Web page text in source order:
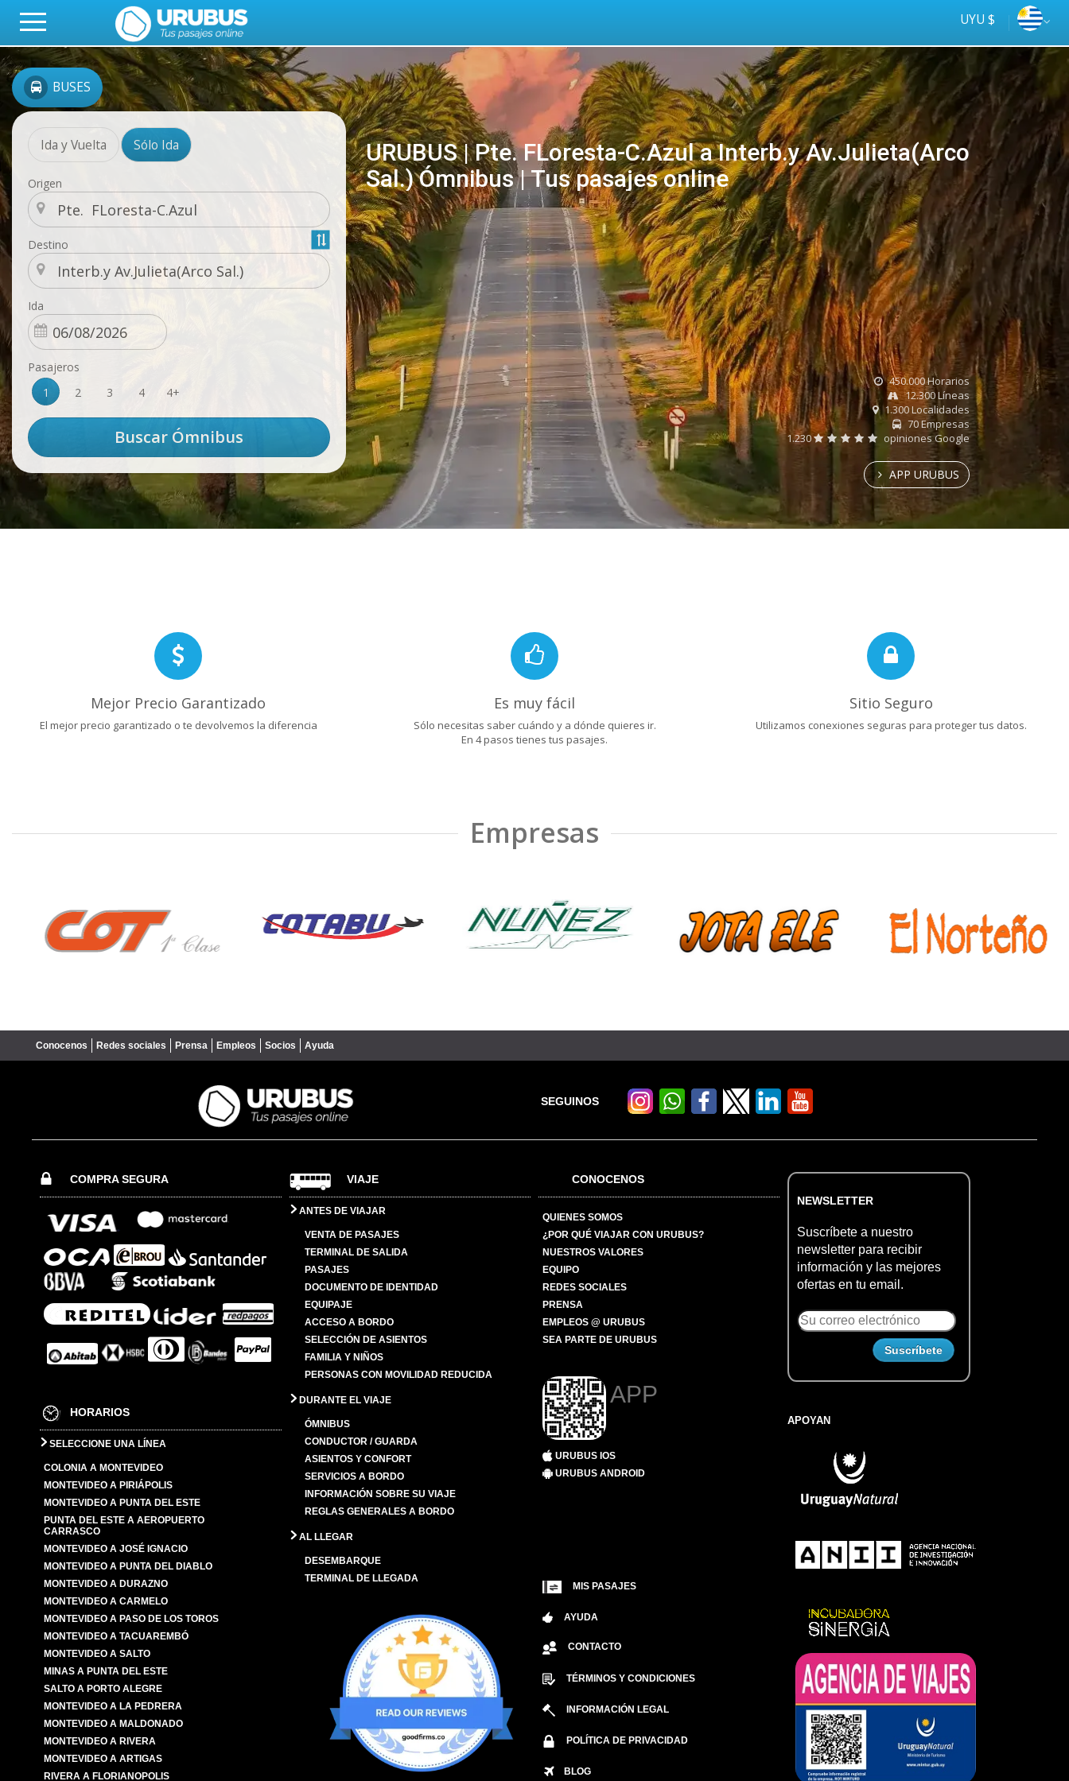
UYU $
BUSES
Ida y Vuelta Sólo Ida
Origen
Destino
Ida
Pasajeros
1
2 3 4 4+
URUBUS | Pte. FLoresta-C.Azul a Interb.y Av.Julieta(Arco
Sal.) Ómnibus | Tus pasajes online
online
Tus
ómnibus
450.000 Horarios
12.300 Líneas
1.300 Localidades
70 Empresas
1.230
opiniones Google
APP URUBUS
Mejor Precio Garantizado
El mejor precio garantizado o te devolvemos la diferencia
Es muy fácil
Sólo necesitas saber cuándo y a dónde quieres ir.
En 4 pasos tienes tus pasajes.
Sitio Seguro
Utilizamos conexiones seguras para proteger tus datos.
Empresas
Conocenos Redes sociales Prensa Empleos Socios Ayuda
SEGUINOS
COMPRA SEGURA
HORARIOS
SELECCIONE UNA LÍNEA
COLONIA A MONTEVIDEO
MONTEVIDEO A PIRIÁPOLIS
MONTEVIDEO A PUNTA DEL ESTE
PUNTA DEL ESTE A AEROPUERTO
CARRASCO
MONTEVIDEO A JOSÉ IGNACIO
MONTEVIDEO A PUNTA DEL DIABLO
MONTEVIDEO A DURAZNO
MONTEVIDEO A CARMELO
MONTEVIDEO A PASO DE LOS TOROS
MONTEVIDEO A TACUAREMBÓ
MONTEVIDEO A SALTO
MINAS A PUNTA DEL ESTE
SALTO A PORTO ALEGRE
MONTEVIDEO A LA PEDRERA
MONTEVIDEO A MALDONADO
MONTEVIDEO A RIVERA
MONTEVIDEO A ARTIGAS
RIVERA A FLORIANOPOLIS
VIAJE
ANTES DE VIAJAR
VENTA DE PASAJES
TERMINAL DE SALIDA
PASAJES
DOCUMENTO DE IDENTIDAD
EQUIPAJE
ACCESO A BORDO
SELECCIÓN DE ASIENTOS
FAMILIA Y NIÑOS
PERSONAS CON MOVILIDAD REDUCIDA
DURANTE EL VIAJE
ÓMNIBUS
CONDUCTOR / GUARDA
ASIENTOS Y CONFORT
SERVICIOS A BORDO
INFORMACIÓN SOBRE SU VIAJE
REGLAS GENERALES A BORDO
AL LLEGAR
DESEMBARQUE
TERMINAL DE LLEGADA
CONOCENOS
QUIENES SOMOS
¿POR QUÉ VIAJAR CON URUBUS?
NUESTROS VALORES
EQUIPO
REDES SOCIALES
PRENSA
EMPLEOS @ URUBUS
SEA PARTE DE URUBUS
APP
URUBUS IOS
URUBUS ANDROID
MIS PASAJES
AYUDA
CONTACTO
TÉRMINOS Y CONDICIONES
INFORMACIÓN LEGAL
POLÍTICA DE PRIVACIDAD
BLOG
NEWSLETTER
Suscríbete a nuestro
newsletter para recibir
información y las mejores
ofertas en tu email.
APOYAN